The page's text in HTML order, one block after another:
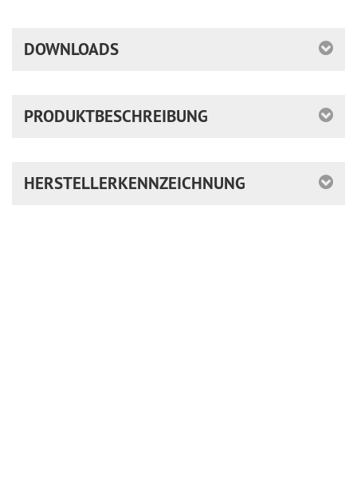
DOWNLOADS
PRODUKTBESCHREIBUNG
HERSTELLERKENNZEICHNUNG